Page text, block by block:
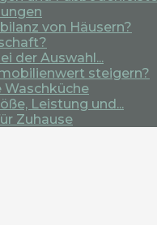
von Häusern?
der Auswahl...
steigern?
Waschküche
Leistung und...
Zuhause